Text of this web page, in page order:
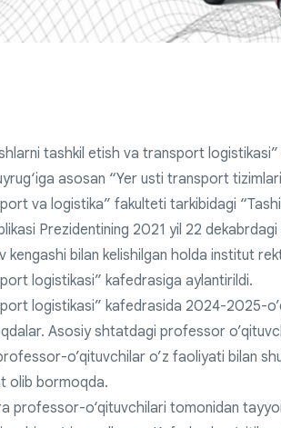
tashkil etish va transport
asosan “Yer usti transport
va logistika” fakulteti tarkibidagi
Prezidentining 2021 yil 22
kengashi bilan kelishilgan holda institut
logistikasi” kafedrasiga aylantirildi.
logistikasi” kafedrasida 2024-2025-
Asosiy shtatdagi professor
o’qituvchilar o’z faoliyati bilan
olib bormoqda.
professor-o‘qituvchilari tomonidan